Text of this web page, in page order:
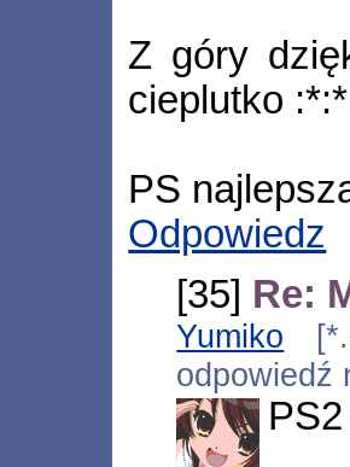
Z góry
cieplutko :*:*
PS
Odpowiedz
[35] Re:
Yumiko
odpowiedź